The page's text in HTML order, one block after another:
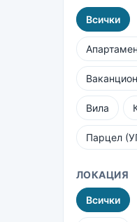
Всички
Вила
Парцел
ЛОКАЦИЯ
Всички